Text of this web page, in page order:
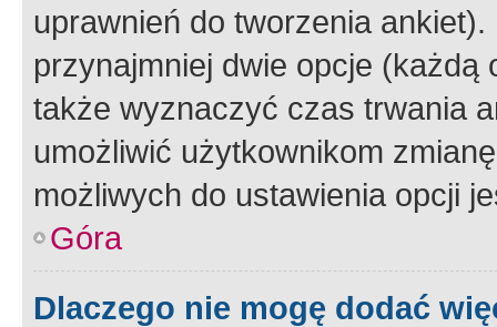
uprawnień do tworzenia
przynajmniej dwie opcje
także wyznaczyć czas trwania
umożliwić użytkownikom
możliwych do ustawienia opcji
Góra
Dlaczego nie mogę dodać